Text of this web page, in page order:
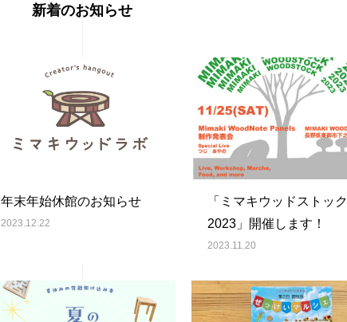
新着のお知らせ
年末年始休館のお知らせ
2023.12.22
「ミマキウッドストック
2023」開催します！
2023.11.20